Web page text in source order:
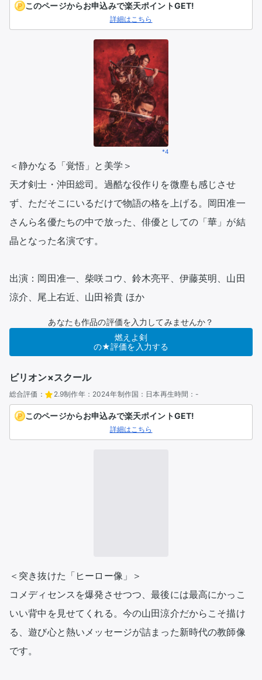
このページからお申込みで楽天ポイントGET!
詳細はこちら
*4
＜静かなる「覚悟」と美学＞
天才剣士・沖田総司。過酷な役作りを微塵も感じさせ
ず、ただそこにいるだけで物語の格を上げる。岡田准一
さんら名優たちの中で放った、俳優としての「華」が結
晶となった名演です。
出演：岡田准一、柴咲コウ、鈴木亮平、伊藤英明、山田
涼介、尾上右近、山田裕貴 ほか
あなたも作品の評価を入力してみませんか？
燃えよ剣
の★評価を入力する
ビリオン×スクール
総合評価： 2.9制作年： 2024年制作国： 日本再生時間： -
このページからお申込みで楽天ポイントGET!
詳細はこちら
＜突き抜けた「ヒーロー像」＞
コメディセンスを爆発させつつ、最後には最高にかっこ
いい背中を見せてくれる。今の山田涼介だからこそ描け
る、遊び心と熱いメッセージが詰まった新時代の教師像
です。